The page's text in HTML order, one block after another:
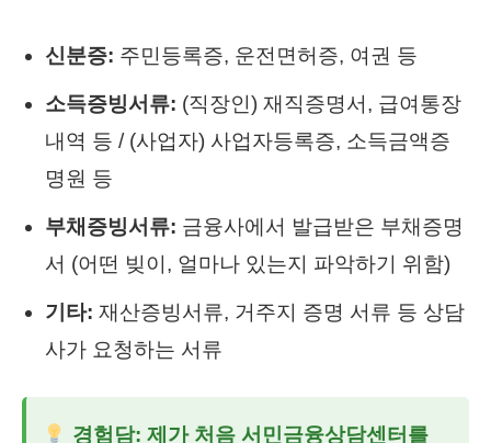
신분증: 주민등록증, 운전면허증, 여권 등
소득증빙서류: (직장인) 재직증명서, 급여통장
내역 등 / (사업자) 사업자등록증, 소득금액증
명원 등
부채증빙서류: 금융사에서 발급받은 부채증명
서 (어떤 빚이, 얼마나 있는지 파악하기 위함)
기타: 재산증빙서류, 거주지 증명 서류 등 상담
사가 요청하는 서류
경험담: 제가 처음 서민금융상담센터 를